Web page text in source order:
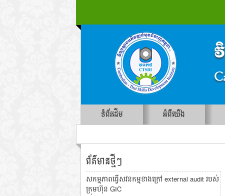
ទំព័រដើម អំពីយើង
ព័ត៌មានថ្មីៗ
សកម្មភាពធ្វើសវនកម្មខាងក្រៅ external audit របស់
ក្រុមហ៊ុន GIC